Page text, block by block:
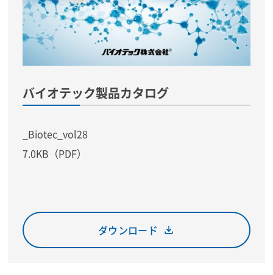
バイオテック製品カタログ
_Biotec_vol28
7.0KB（PDF）
ダウンロード